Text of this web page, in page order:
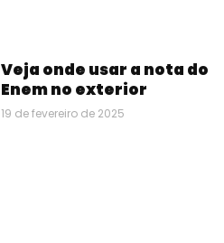
Veja onde usar a nota do
Enem no exterior
19 de fevereiro de 2025